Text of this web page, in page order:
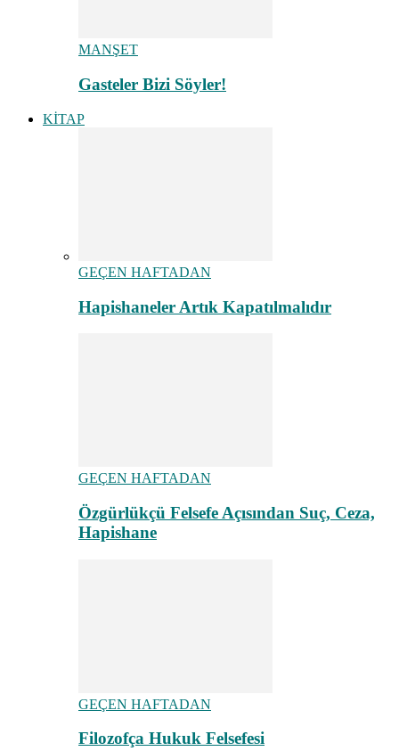
MANŞET
Gasteler Bizi Söyler!
KİTAP
GEÇEN HAFTADAN
Hapishaneler Artık Kapatılmalıdır
GEÇEN HAFTADAN
Özgürlükçü Felsefe Açısından Suç, Ceza,
Hapishane
GEÇEN HAFTADAN
Filozofça Hukuk Felsefesi